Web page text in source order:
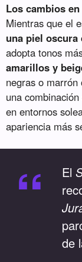
Los cambios
Mientras que el
una piel oscura
adopta tonos
amarillos y
negras o
una
en entornos
apariencia más
“ El
de